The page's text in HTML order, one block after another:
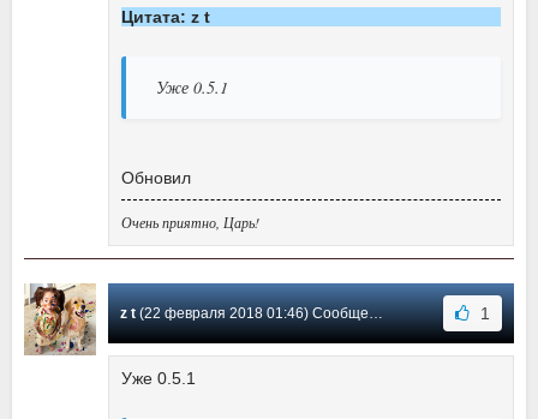
Цитата: z t
Уже 0.5.1
Обновил
Очень приятно, Царь!
z t(22 февраля 2018 01:46) Сообщение #17 1
Уже 0.5.1